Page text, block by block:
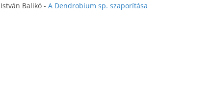
István Balikó - A Dendrobium sp. szaporítása